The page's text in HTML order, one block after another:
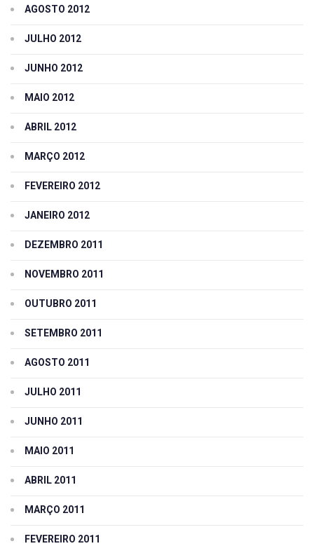
AGOSTO 2012
JULHO 2012
JUNHO 2012
MAIO 2012
ABRIL 2012
MARÇO 2012
FEVEREIRO 2012
JANEIRO 2012
DEZEMBRO 2011
NOVEMBRO 2011
OUTUBRO 2011
SETEMBRO 2011
AGOSTO 2011
JULHO 2011
JUNHO 2011
MAIO 2011
ABRIL 2011
MARÇO 2011
FEVEREIRO 2011